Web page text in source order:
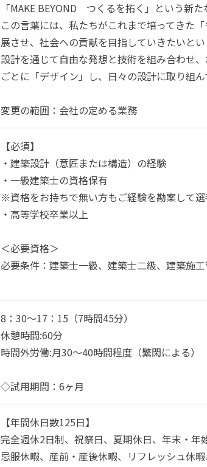
「MAKE BEYOND つくるを拓く」という新た
この言葉には、私たちがこれまで培ってきた
展させ、社会への貢献を目指していきたいと
設計を通じて自由な発想と技術を組み合わせ
ごとに「デザイン」し、日々の設計に取り組ん
変更の範囲：会社の定める業務
【必須】
・建築設計（意匠または構造）の経験
・一級建築士の資格保有
※資格をお持ちで無い方もご経験を勘案して
・高等学校卒業以上
＜必要資格＞
必要条件：建築士一級、建築士二級、建築施
8：30～17：15（7時間45分）
休憩時間:60分
時間外労働:月30～40時間程度（繁閑による）
◇試用期間：6ヶ月
【年間休日数125日】
完全週休2日制、祝祭日、夏期休日、年末・
忌服休暇、産前・産後休暇、リフレッシュ休